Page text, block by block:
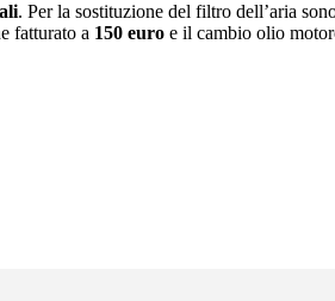
. Per la sostituzione del filtro dell’aria
fatturato a 150 euro e il cambio olio